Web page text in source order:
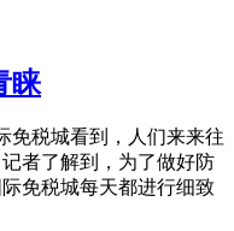
睐
免税城看到，人们来来往
者了解到，为了做好防
免税城每天都进行细致